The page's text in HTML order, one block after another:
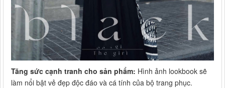
Tăng sức cạnh tranh cho sản phẩm: Hình ảnh lookbook sẽ
làm nổi bật vẻ đẹp độc đáo và cá tính của bộ trang phục.